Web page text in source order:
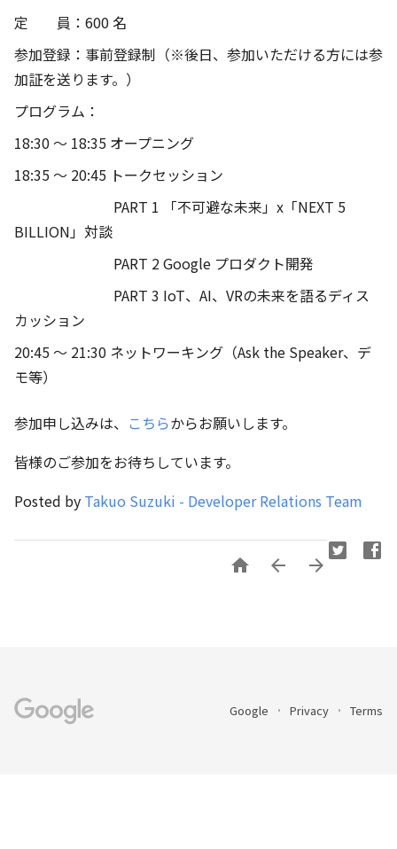
定 員：600 名
参加登録：事前登録制（※後日、参加いただける方には参
加証を送ります。）
プログラム：
18:30 〜 18:35 オープニング
18:35 〜 20:45 トークセッション
PART 1 「不可避な未来」x「NEXT 5
BILLION」対談
PART 2 Google プロダクト開発
PART 3 IoT、AI、VRの未来を語るディス
カッション
20:45 〜 21:30 ネットワーキング（Ask the Speaker、デ
モ等）
参加申し込みは、 こちらからお願いします。
皆様のご参加をお待ちしています。
Posted by Takuo Suzuki - Developer Relations Team
  
Google Privacy Terms